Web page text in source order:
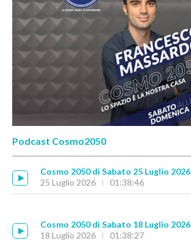
Podcast Cosmo2050
Cosmo 2050 di Sabato 25 Luglio 2026
25 Luglio 2026
01:38:46
Cosmo 2050 di Sabato 18 Luglio 2026
18 Luglio 2026
01:38:27